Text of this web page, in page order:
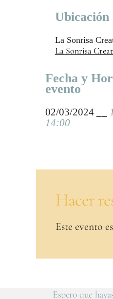
Ubicación
La Sonrisa
La Sonrisa
Fecha y
evento
02/03/2024 __
14:00
Hacer
Este evento
Espero que